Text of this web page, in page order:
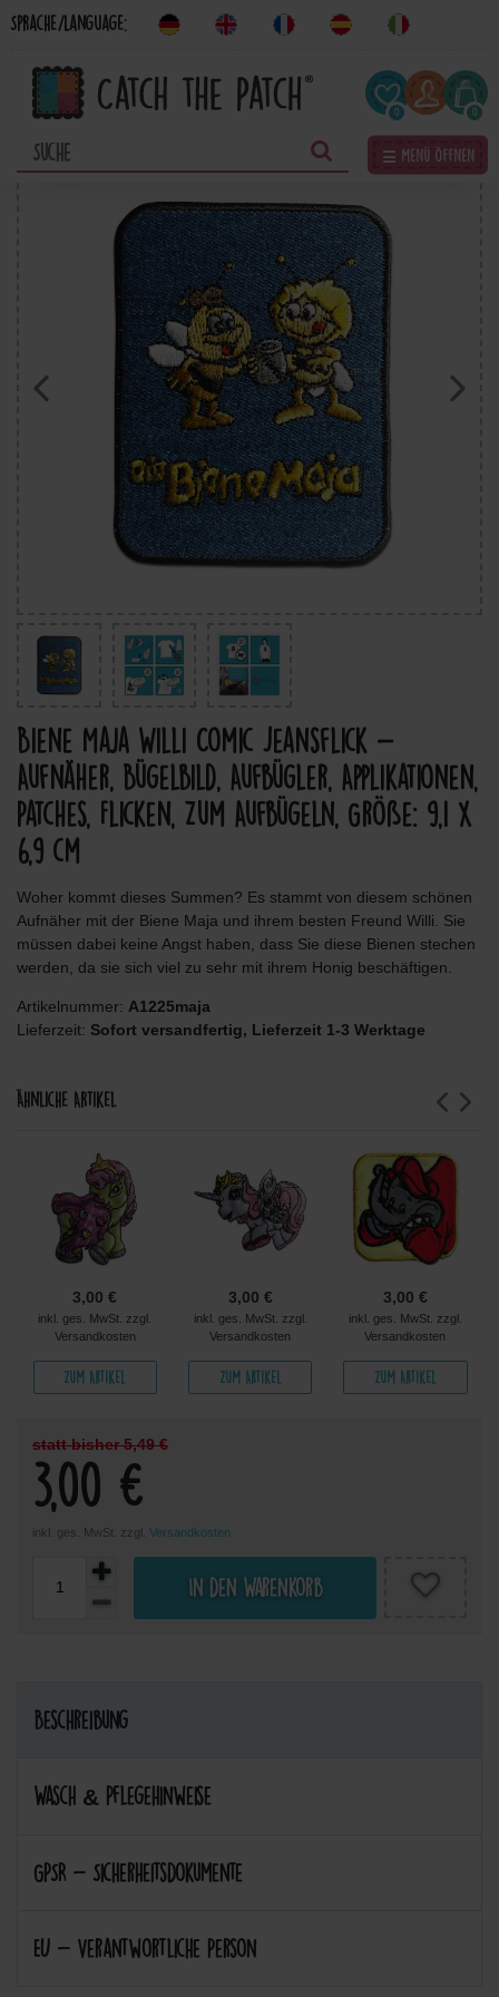
Sprache/Language:
0
☰ Menü öffnen
Biene Maja Willi Comic Jeansflick -
Aufnäher, Bügelbild, Aufbügler, Applikationen,
Patches, Flicken, Zum Aufbügeln, Größe: 9,1 x
6,9 cm
Woher kommt dieses Summen? Es stammt von diesem schönen
Aufnäher mit der Biene Maja und ihrem besten Freund Willi. Sie
müssen dabei keine Angst haben, dass Sie diese Bienen stechen
werden, da sie sich viel zu sehr mit ihrem Honig beschäftigen.
Artikelnummer: A1225maja
Lieferzeit: Sofort versandfertig, Lieferzeit 1-3 Werktage
Ähnliche Artikel
3,00 €
inkl. ges. MwSt. zzgl.
Versandkosten
Zum Artikel
3,00 €
inkl. ges. MwSt. zzgl.
Versandkosten
Zum Artikel
3,00 €
inkl. ges. MwSt. zzgl.
Versandkosten
Zum Artikel
statt bisher 5,49 €
3,00 €
inkl. ges. MwSt. zzgl. Versandkosten
In den Warenkorb
Beschreibung
Wasch & Pflegehinweise
GPSR - Sicherheitsdokumente
EU - Verantwortliche Person